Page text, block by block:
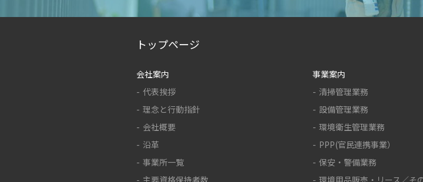
トップページ
会社案内
代表挨拶
理念と行動指針
会社概要
沿革
事業所一覧
主要資格保持者数
事業案内
清掃管理業務
設備管理業務
環境衛生管理業務
PPP(官民連携事業）
保安・警備業務
環境用品販売・リース／そ